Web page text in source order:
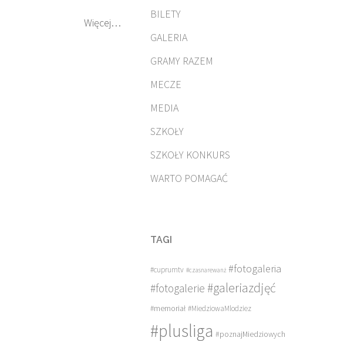
Więcej…
BILETY
GALERIA
GRAMY RAZEM
MECZE
MEDIA
SZKOŁY
SZKOŁY KONKURS
WARTO POMAGAĆ
TAGI
#cuprumtv #czasnarewanż #fotogaleria
#fotogalerie #galeriazdjęć
#memoriał #MiedziowaMlodziez
#plusliga #poznajMiedziowych